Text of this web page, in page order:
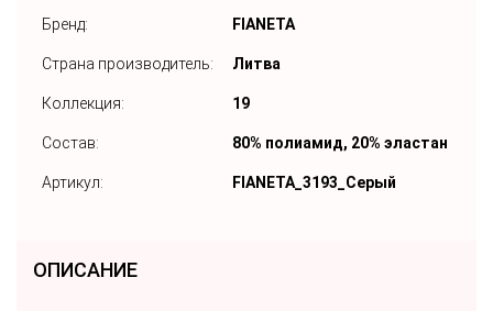
Бренд: FIANETA
Страна производитель: Литва
Коллекция: 19
Состав: 80% полиамид, 20% эластан
Артикул: FIANETA_3193_Серый
ОПИСАНИЕ